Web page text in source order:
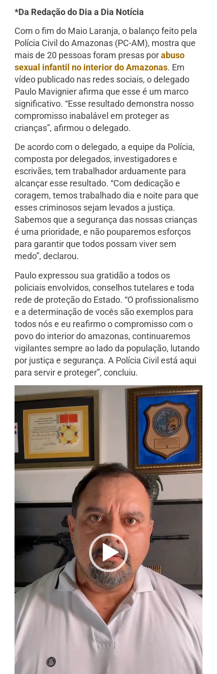
*Da Redação do Dia a Dia Notícia
Com o fim do Maio Laranja, o balanço feito pela
Polícia Civil do Amazonas (PC-AM), mostra que
mais de 20 pessoas foram presas porabuso
sexual infantil no interior do Amazonas. Em
vídeo publicado nas redes sociais, o delegado
Paulo Mavignier afirma que esse é um marco
significativo. “Esse resultado demonstra nosso
compromisso inabalável em proteger as
crianças”, afirmou o delegado.
De acordo com o delegado, a equipe da Polícia,
composta por delegados, investigadores e
escrivães, tem trabalhador arduamente para
alcançar esse resultado. “Com dedicação e
coragem, temos trabalhado dia e noite para que
esses criminosos sejam levados a justiça.
Sabemos que a segurança das nossas crianças
é uma prioridade, e não pouparemos esforços
para garantir que todos possam viver sem
medo”, declarou.
Paulo expressou sua gratidão a todos os
policiais envolvidos, conselhos tutelares e toda
rede de proteção do Estado. “O profissionalismo
e a determinação de vocês são exemplos para
todos nós e eu reafirmo o compromisso com o
povo do interior do amazonas, continuaremos
vigilantes sempre ao lado da população, lutando
por justiça e segurança. A Polícia Civil está aqui
para servir e proteger”, concluiu.
Tocador
de
vídeo